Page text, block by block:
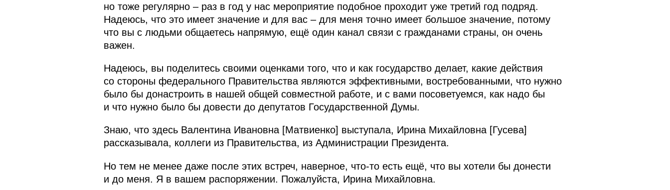
но тоже регулярно – раз в год у нас мероприятие подобное проходит уже третий год подряд.
Надеюсь, что это имеет значение и для вас – для меня точно имеет большое значение, потому
что вы с людьми общаетесь напрямую, ещё один канал связи с гражданами страны, он очень
важен.
Надеюсь, вы поделитесь своими оценками того, что и как государство делает, какие действия
со стороны федерального Правительства являются эффективными, востребованными, что нужно
было бы донастроить в нашей общей совместной работе, и с вами посоветуемся, как надо бы
и что нужно было бы довести до депутатов Государственной Думы.
Знаю, что здесь Валентина Ивановна [Матвиенко] выступала, Ирина Михайловна [Гусева]
рассказывала, коллеги из Правительства, из Администрации Президента.
Но тем не менее даже после этих встреч, наверное, что-то есть ещё, что вы хотели бы донести
и до меня. Я в вашем распоряжении. Пожалуйста, Ирина Михайловна.